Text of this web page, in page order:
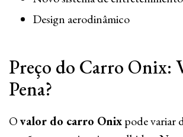
Design aerodinâmico
Preço do Carro Onix:
Pena?
Ovalor do carro Onixpode variar